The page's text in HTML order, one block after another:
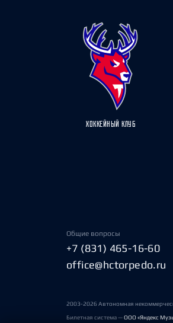
ХОККЕЙНЫЙ КЛУБ
Общие вопросы
+7 (831) 465-16-60
office@hctorpedo.ru
2003-2026 Автономная
Билетная система —ООО «Яндекс